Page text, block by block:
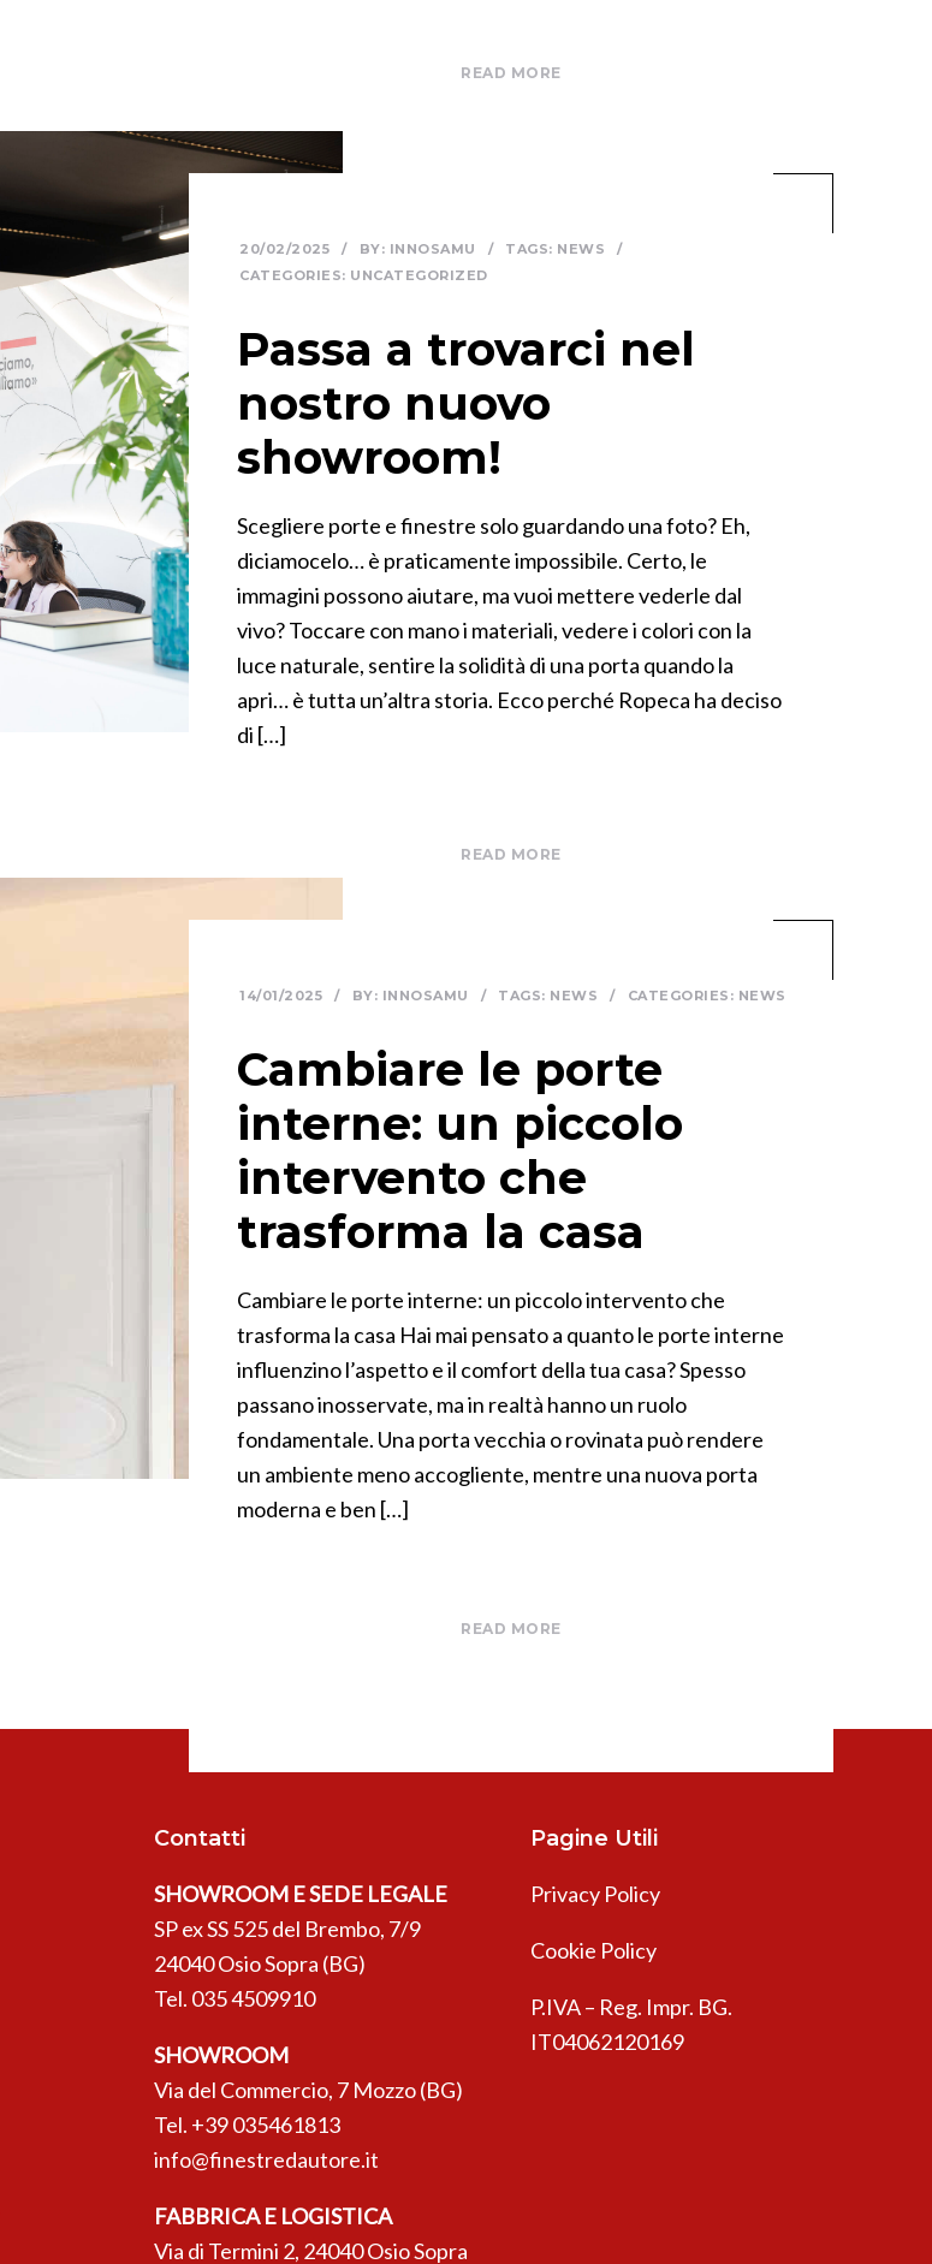
READ MORE
20/02/2025 / BY: INNOSAMU / TAGS: NEWS
/
CATEGORIES: UNCATEGORIZED
Passa a trovarci nel
nostro nuovo
showroom!
Scegliere porte e finestre solo guardando una foto? Eh,
diciamocelo… è praticamente impossibile. Certo, le
immagini possono aiutare, ma vuoi mettere vederle dal
vivo? Toccare con mano i materiali, vedere i colori con la
luce naturale, sentire la solidità di una porta quando la
apri… è tutta un’altra storia. Ecco perché Ropeca ha deciso
di […]
READ MORE
14/01/2025 / BY: INNOSAMU / TAGS: NEWS / CATEGORIES: NEWS
Cambiare le porte
interne: un piccolo
intervento che
trasforma la casa
Cambiare le porte interne: un piccolo intervento che
trasforma la casa Hai mai pensato a quanto le porte interne
influenzino l’aspetto e il comfort della tua casa? Spesso
passano inosservate, ma in realtà hanno un ruolo
fondamentale. Una porta vecchia o rovinata può rendere
un ambiente meno accogliente, mentre una nuova porta
moderna e ben […]
READ MORE
Contatti
SHOWROOM E SEDE LEGALE
SP ex SS 525 del Brembo, 7/9
24040 Osio Sopra (BG)
Tel. 035 4509910
SHOWROOM
Via del Commercio, 7 Mozzo (BG)
Tel. +39 035461813
info@finestredautore.it
FABBRICA E LOGISTICA
Via di Termini 2, 24040 Osio Sopra
Pagine Utili
Privacy Policy
Cookie Policy
P.IVA – Reg. Impr. BG.
IT04062120169